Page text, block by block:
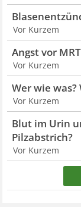
Vor Kurzem
Angst vor MRT
Vor Kurzem
Wer wie
Vor Kurzem
Blut im Urin
Pilzabstrich?
Vor Kurzem